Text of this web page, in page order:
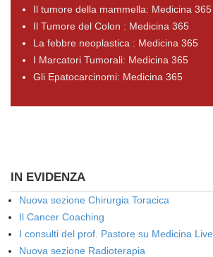
Il tumore della mammella: Medicina 365
Il Tumore del Colon : Medicina 365
La febbre neoplastica : Medicina 365
I Marcatori Tumorali: Medicina 365
Gli Epatocarcinomi: Medicina 365
IN EVIDENZA
Nuova sezione Chirurgia Toracica
Il Cancer Coaching
I consulti del prof. Pastore su Medicina Live
Nuova sezione Radioterapia